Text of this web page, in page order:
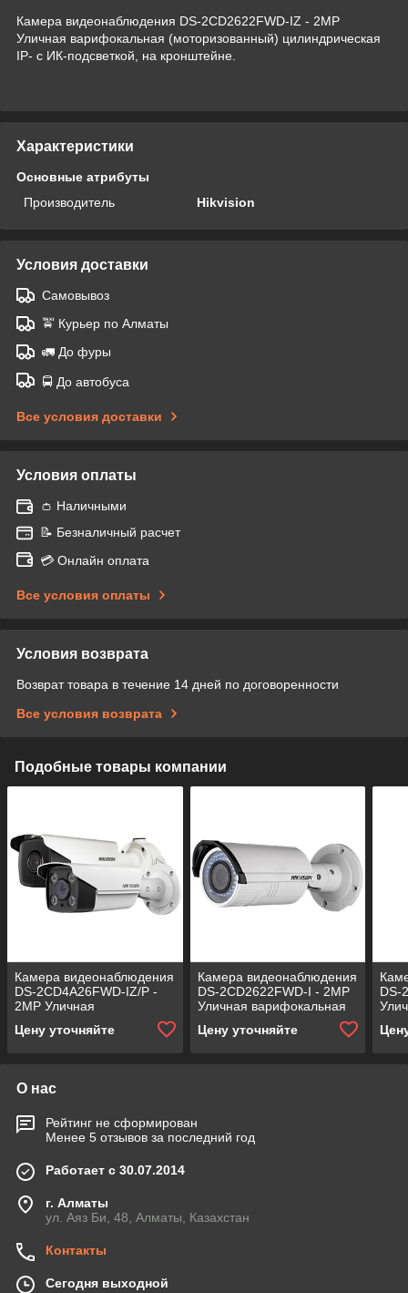
Камера видеонаблюдения DS-2CD2622FWD-IZ - 2MP
Уличная варифокальная (моторизованный) цилиндрическая
IP- с ИК-подсветкой, на кронштейне.
Характеристики
Основные атрибуты
Производитель
Hikvision
Условия доставки
Самовывоз
🚖 Курьер по Алматы
🚛 До фуры
🚍 До автобуса
Все условия доставки
Условия оплаты
👛 Наличными
📝 Безналичный расчет
💳 Онлайн оплата
Все условия оплаты
Условия возврата
Возврат товара в течение 14 дней по договоренности
Все условия возврата
Подобные товары компании
Камера видеонаблюдения
DS-2CD4A26FWD-IZ/P -
2MP Уличная
(моторизованный)
Цену уточняйте
Камера видеонаблюдения
DS-2CD2622FWD-I - 2MP
Уличная варифокальная
цилиндрическая IP- с ИК-
подсветкой, на
Цену уточняйте
DS-
О нас
Рейтинг не сформирован
Менее 5 отзывов за последний год
Работает с 30.07.2014
г. Алматы
ул. Аяз Би, 48, Алматы, Казахстан
Контакты
Сегодня выходной